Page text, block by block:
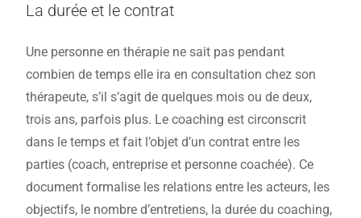
La durée et le contrat
Une personne en thérapie ne sait pas pendant
combien de temps elle ira en consultation chez son
thérapeute, s’il s’agit de quelques mois ou de deux,
trois ans, parfois plus. Le coaching est circonscrit
dans le temps et fait l’objet d’un contrat entre les
parties (coach, entreprise et personne coachée). Ce
document formalise les relations entre les acteurs, les
objectifs, le nombre d’entretiens, la durée du coaching,